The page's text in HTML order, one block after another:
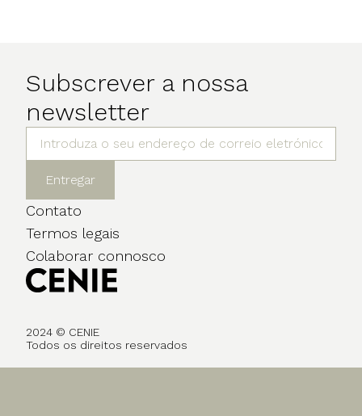
Subscrever a nossa
newsletter
Entregar
Contato
Termos legais
Colaborar connosco
2024 © CENIE
Todos os direitos reservados